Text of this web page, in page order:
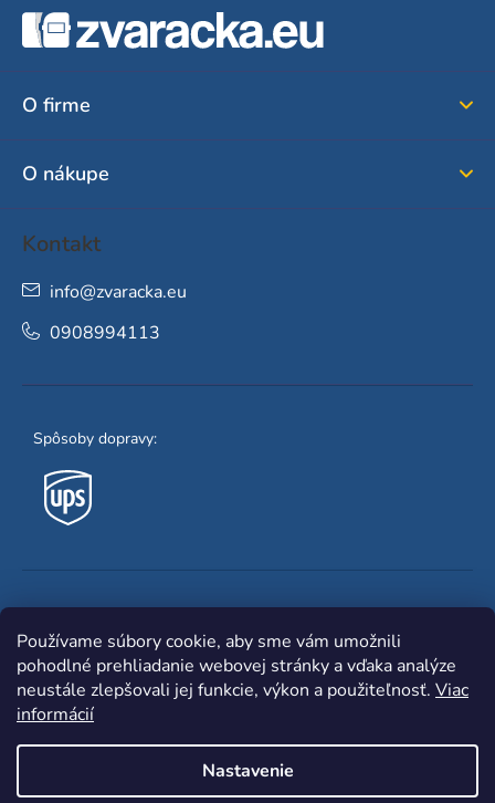
Používame súbory cookie, aby sme vám umožnili
pohodlné prehliadanie webovej stránky a vďaka analýze
neustále zlepšovali jej funkcie, výkon a použiteľnosť. Viac
informácií
Nastavenie
O firme
O nákupe
Kontakt
info@zvaracka.eu
0908994113
Spôsoby dopravy:
Shoptet |mime digital